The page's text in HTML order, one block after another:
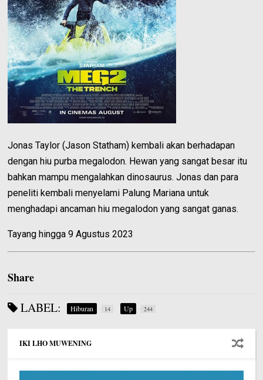
Jonas Taylor (Jason Statham) kembali akan berhadapan
dengan hiu purba megalodon. Hewan yang sangat besar itu
bahkan mampu mengalahkan dinosaurus. Jonas dan para
peneliti kembali menyelami Palung Mariana untuk
menghadapi ancaman hiu megalodon yang sangat ganas.
Tayang hingga 9 Agustus 2023
Share
LABEL: Hiburan 14 Up 244
IKI LHO MUWENING